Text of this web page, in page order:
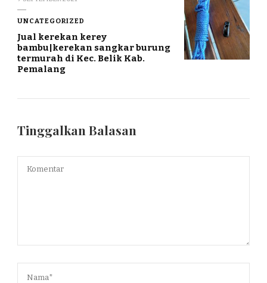
UNCATEGORIZED
Jual kerekan kerey
bambu|kerekan sangkar burung
termurah di Kec. Belik Kab.
Pemalang
Tinggalkan Balasan